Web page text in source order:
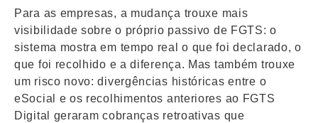
Para as empresas, a mudança trouxe mais
visibilidade sobre o próprio passivo de FGTS: o
sistema mostra em tempo real o que foi declarado, o
que foi recolhido e a diferença. Mas também trouxe
um risco novo: divergências históricas entre o
eSocial e os recolhimentos anteriores ao FGTS
Digital geraram cobranças retroativas que